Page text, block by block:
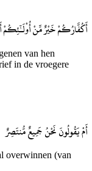
أَكُفَّارُكُمْ خَيْرٌ مِّنْ أُو۟لَـٰٓئِكُمْ
van hen
in de vroegere
أَمْ يَقُولُونَ نَحْنُ جَمِيعٌ مُّنتَصِرٌ
overwinnen (van